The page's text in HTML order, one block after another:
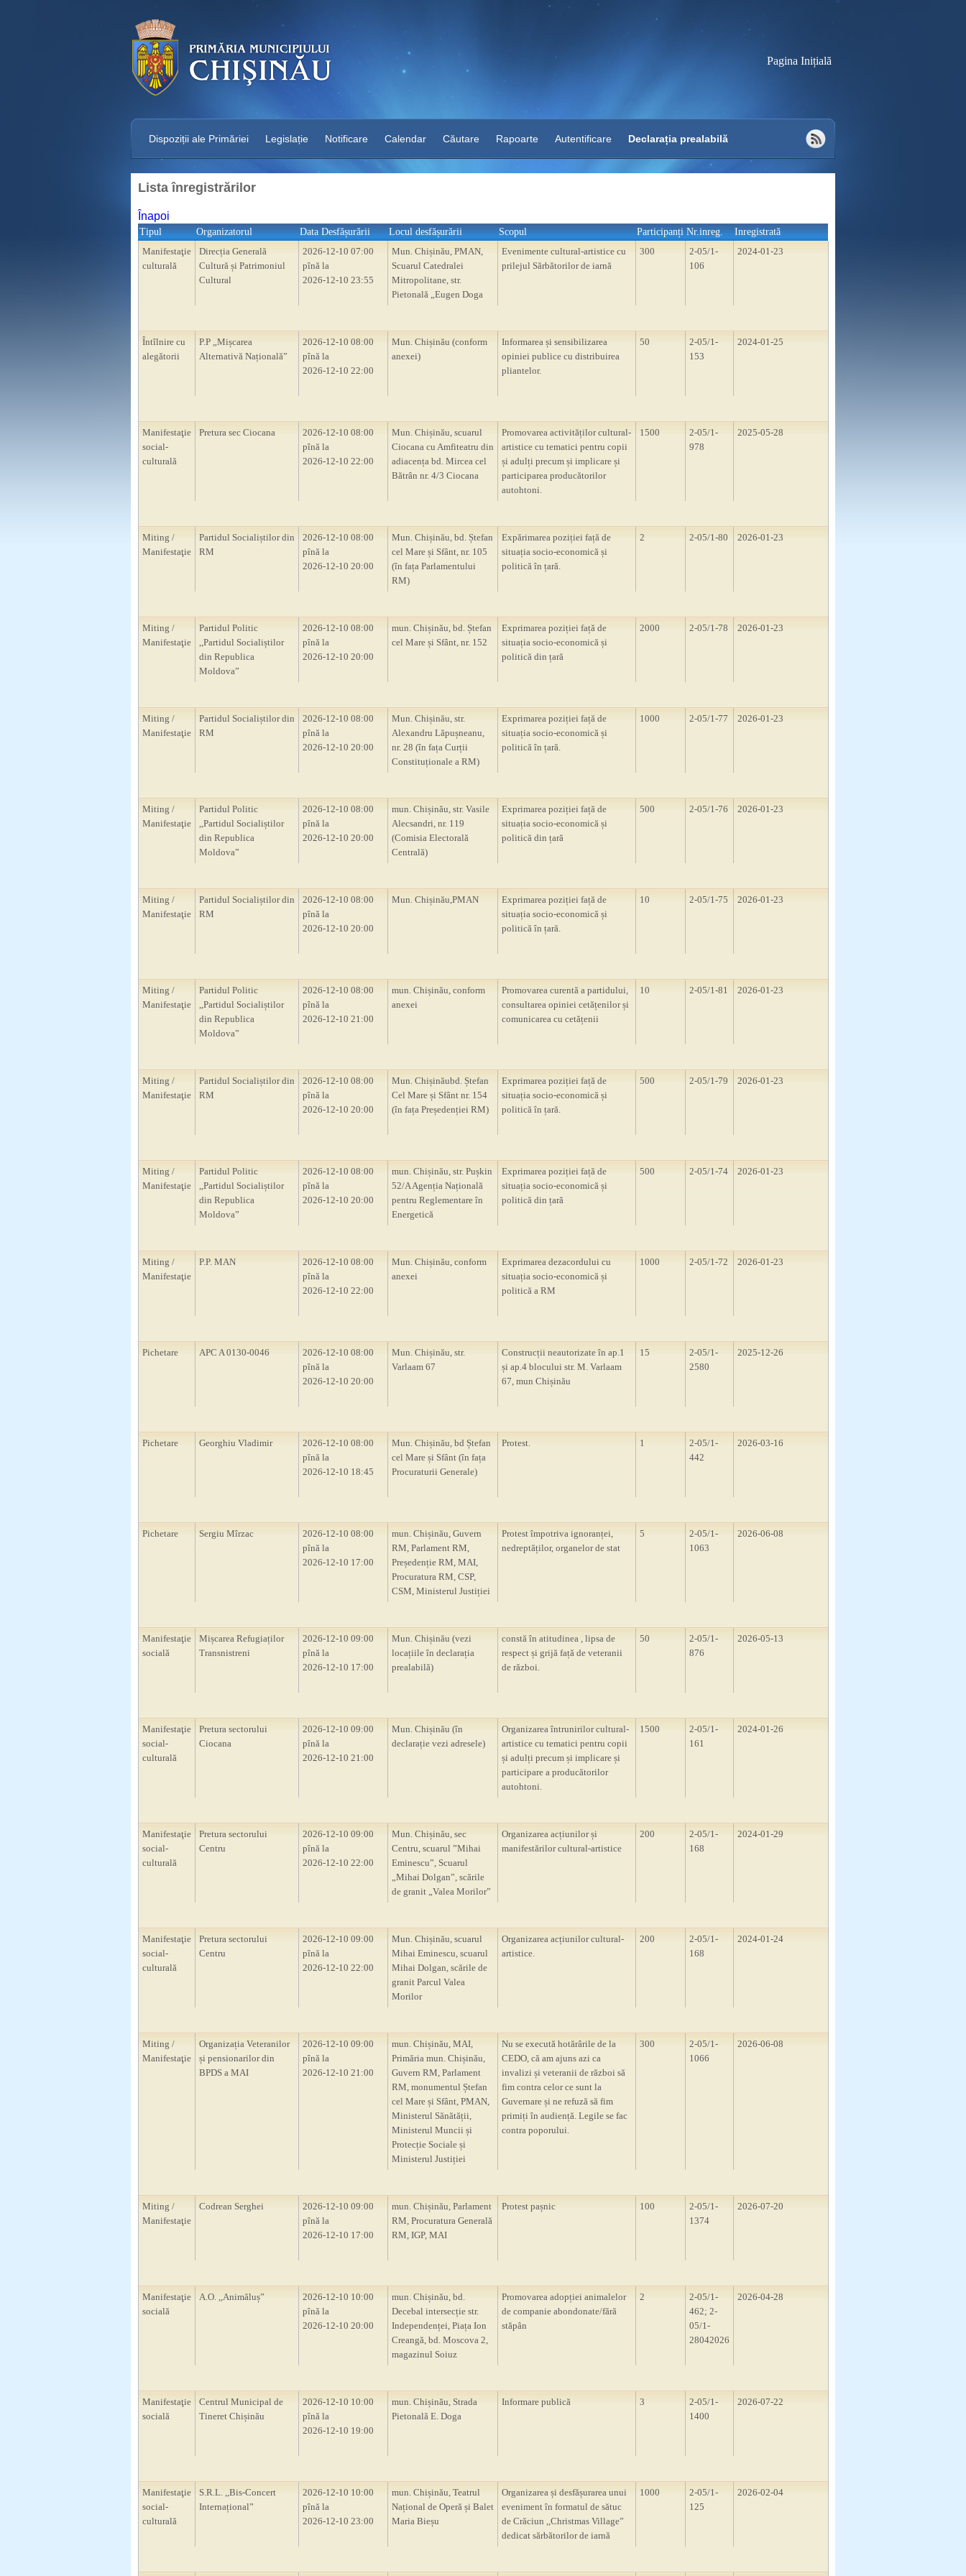
Pagina Inițială
Dispoziții ale Primăriei Legislație Notificare Calendar Căutare Rapoarte Autentificare Declarația prealabilă
Lista înregistrărilor
Înapoi
Tipul Organizatorul Data Desfășurării Locul desfășurării Scopul Participanți Nr.inreg.
Inregistrată
Manifestaţie
culturală
Direcția Generală
Cultură și Patrimoniul
Cultural
2026-12-10 07:00
pînă la
2026-12-10 23:55
Mun. Chișinău, PMAN,
Scuarul Catedralei
Mitropolitane, str.
Pietonală „Eugen Doga
Evenimente cultural-artistice cu
prilejul Sărbătorilor de iarnă
300
2-05/1-
106
2024-01-23
Întîlnire cu
alegătorii
P.P „Mișcarea
Alternativă Națională”
2026-12-10 08:00
pînă la
2026-12-10 22:00
Mun. Chișinău (conform
anexei)
Informarea și sensibilizarea
opiniei publice cu distribuirea
pliantelor.
50
2-05/1-
153
2024-01-25
Manifestaţie
social-
culturală
Pretura sec Ciocana
2026-12-10 08:00
pînă la
2026-12-10 22:00
Mun. Chișinău, scuarul
Ciocana cu Amfiteatru din
adiacența bd. Mircea cel
Bătrân nr. 4/3 Ciocana
Promovarea activităților cultural-
artistice cu tematici pentru copii
și adulți precum și implicare și
participarea producătorilor
autohtoni.
1500
2-05/1-
978
2025-05-28
Miting /
Manifestaţie
Partidul Socialiștilor din
RM
2026-12-10 08:00
pînă la
2026-12-10 20:00
Mun. Chișinău, bd. Ștefan
cel Mare și Sfânt, nr. 105
(în fața Parlamentului
RM)
Expărimarea poziției față de
situația socio-economică și
politică în țară.
2 2-05/1-80 2026-01-23
Miting /
Manifestaţie
Partidul Politic
,,Partidul Socialiștilor
din Republica
Moldova”
2026-12-10 08:00
pînă la
2026-12-10 20:00
mun. Chișinău, bd. Ștefan
cel Mare și Sfânt, nr. 152
Exprimarea poziției față de
situația socio-economică și
politică din țară
2000 2-05/1-78 2026-01-23
Miting /
Manifestaţie
Partidul Socialiștilor din
RM
2026-12-10 08:00
pînă la
2026-12-10 20:00
Mun. Chișinău, str.
Alexandru Lăpușneanu,
nr. 28 (în fața Curții
Constituționale a RM)
Exprimarea poziției față de
situația socio-economică și
politică în țară.
1000 2-05/1-77 2026-01-23
Miting /
Manifestaţie
Partidul Politic
,,Partidul Socialiștilor
din Republica
Moldova”
2026-12-10 08:00
pînă la
2026-12-10 20:00
mun. Chișinău, str. Vasile
Alecsandri, nr. 119
(Comisia Electorală
Centrală)
Exprimarea poziției față de
situația socio-economică și
politică din țară
500 2-05/1-76 2026-01-23
Miting /
Manifestaţie
Partidul Socialiștilor din
RM
2026-12-10 08:00
pînă la
2026-12-10 20:00
Mun. Chișinău,PMAN
Exprimarea poziției față de
situația socio-economică și
politică în țară.
10 2-05/1-75 2026-01-23
Miting /
Manifestaţie
Partidul Politic
,,Partidul Socialiștilor
din Republica
Moldova”
2026-12-10 08:00
pînă la
2026-12-10 21:00
mun. Chișinău, conform
anexei
Promovarea curentă a partidului,
consultarea opiniei cetățenilor și
comunicarea cu cetățenii
10 2-05/1-81 2026-01-23
Miting /
Manifestaţie
Partidul Socialiștilor din
RM
2026-12-10 08:00
pînă la
2026-12-10 20:00
Mun. Chișinăubd. Ștefan
Cel Mare și Sfânt nr. 154
(în fața Președenției RM)
Exprimarea poziției față de
situația socio-economică și
politică în țară.
500 2-05/1-79 2026-01-23
Miting /
Manifestaţie
Partidul Politic
,,Partidul Socialiștilor
din Republica
Moldova”
2026-12-10 08:00
pînă la
2026-12-10 20:00
mun. Chișinău, str. Pușkin
52/A Agenția Națională
pentru Reglementare în
Energetică
Exprimarea poziției față de
situația socio-economică și
politică din țară
500 2-05/1-74 2026-01-23
Miting /
Manifestaţie
P.P. MAN
2026-12-10 08:00
pînă la
2026-12-10 22:00
Mun. Chișinău, conform
anexei
Exprimarea dezacordului cu
situația socio-economică și
politică a RM
1000 2-05/1-72 2026-01-23
Pichetare APC A 0130-0046
2026-12-10 08:00
pînă la
2026-12-10 20:00
Mun. Chișinău, str.
Varlaam 67
Construcții neautorizate în ap.1
și ap.4 blocului str. M. Varlaam
67, mun Chișinău
15
2-05/1-
2580
2025-12-26
Pichetare Georghiu Vladimir
2026-12-10 08:00
pînă la
2026-12-10 18:45
Mun. Chișinău, bd Ștefan
cel Mare și Sfânt (în fața
Procuraturii Generale)
Protest. 1
2-05/1-
442
2026-03-16
Pichetare Sergiu Mîrzac
2026-12-10 08:00
pînă la
2026-12-10 17:00
mun. Chișinău, Guvern
RM, Parlament RM,
Președenție RM, MAI,
Procuratura RM, CSP,
CSM, Ministerul Justiției
Protest împotriva ignoranței,
nedreptăților, organelor de stat
5
2-05/1-
1063
2026-06-08
Manifestaţie
socială
Mișcarea Refugiaților
Transnistreni
2026-12-10 09:00
pînă la
2026-12-10 17:00
Mun. Chișinău (vezi
locațiile în declarația
prealabilă)
constă în atitudinea , lipsa de
respect și grijă față de veteranii
de război.
50
2-05/1-
876
2026-05-13
Manifestaţie
social-
culturală
Pretura sectorului
Ciocana
2026-12-10 09:00
pînă la
2026-12-10 21:00
Mun. Chișinău (în
declarație vezi adresele)
Organizarea întrunirilor cultural-
artistice cu tematici pentru copii
și adulți precum și implicare și
participare a producătorilor
autohtoni.
1500
2-05/1-
161
2024-01-26
Manifestaţie
social-
culturală
Pretura sectorului
Centru
2026-12-10 09:00
pînă la
2026-12-10 22:00
Mun. Chișinău, sec
Centru, scuarul ”Mihai
Eminescu”, Scuarul
„Mihai Dolgan”, scările
de granit „Valea Morilor”
Organizarea acțiunilor și
manifestărilor cultural-artistice
200
2-05/1-
168
2024-01-29
Manifestaţie
social-
culturală
Pretura sectorului
Centru
2026-12-10 09:00
pînă la
2026-12-10 22:00
Mun. Chișinău, scuarul
Mihai Eminescu, scuarul
Mihai Dolgan, scările de
granit Parcul Valea
Morilor
Organizarea acțiunilor cultural-
artistice.
200
2-05/1-
168
2024-01-24
Miting /
Manifestaţie
Organizația Veteranilor
și pensionarilor din
BPDS a MAI
2026-12-10 09:00
pînă la
2026-12-10 21:00
mun. Chișinău, MAI,
Primăria mun. Chișinău,
Guvern RM, Parlament
RM, monumentul Ștefan
cel Mare și Sfânt, PMAN,
Ministerul Sănătății,
Ministerul Muncii și
Protecție Sociale și
Ministerul Justiției
Nu se execută hotărârile de la
CEDO, că am ajuns azi ca
invalizi și veteranii de război să
fim contra celor ce sunt la
Guvernare și ne refuză să fim
primiți în audiență. Legile se fac
contra poporului.
300
2-05/1-
1066
2026-06-08
Miting /
Manifestaţie
Codrean Serghei
2026-12-10 09:00
pînă la
2026-12-10 17:00
mun. Chișinău, Parlament
RM, Procuratura Generală
RM, IGP, MAI
Protest pașnic 100
2-05/1-
1374
2026-07-20
Manifestaţie
socială
A.O. ,,Animăluș”
2026-12-10 10:00
pînă la
2026-12-10 20:00
mun. Chișinău, bd.
Decebal intersecție str.
Independenței, Piața Ion
Creangă, bd. Moscova 2,
magazinul Soiuz
Promovarea adopției animalelor
de companie abondonate/fără
stăpân
2
2-05/1-
462; 2-
05/1-
28042026
2026-04-28
Manifestaţie
socială
Centrul Municipal de
Tineret Chișinău
2026-12-10 10:00
pînă la
2026-12-10 19:00
mun. Chișinău, Strada
Pietonală E. Doga
Informare publică 3
2-05/1-
1400
2026-07-22
Manifestaţie
social-
culturală
S.R.L. ,,Bis-Concert
Internațional”
2026-12-10 10:00
pînă la
2026-12-10 23:00
mun. Chișinău, Teatrul
Național de Operă și Balet
Maria Bieșu
Organizarea și desfășurarea unui
eveniment în formatul de sătuc
de Crăciun ,,Christmas Village”
dedicat sărbătorilor de iarnă
1000
2-05/1-
125
2026-02-04